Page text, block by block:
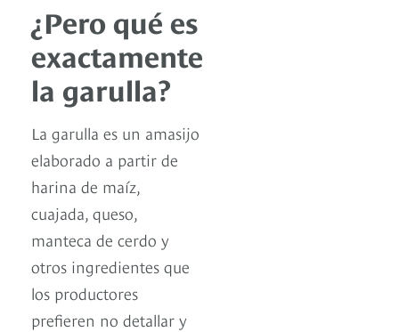
¿Pero qué es
exactamente
la garulla?
La garulla es un amasijo
elaborado a partir de
harina de maíz,
cuajada, queso,
manteca de cerdo y
otros ingredientes que
los productores
prefieren no detallar y